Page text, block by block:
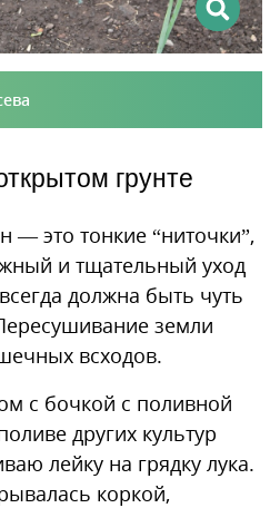
грунте
— это тонкие “ниточки”,
и тщательный уход
должна быть чуть
земли
всходов.
с бочкой с поливной
других культур
лейку на грядку лука.
коркой,